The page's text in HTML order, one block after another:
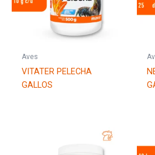
Aves
VITATER PELECHA
GALLOS